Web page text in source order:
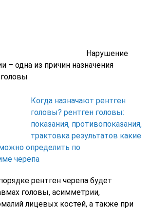
Нарушение
– одна из причин назначения
Когда назначают рентген
головы? рентген головы:
показания, противопоказания,
трактовка результатов какие
определить по
черепа
рентген черепа будет
головы, асимметрии,
лицевых костей, а также при